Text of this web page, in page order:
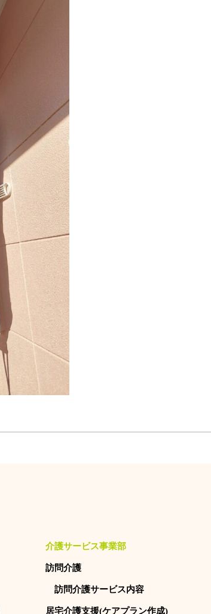
介護サービス事業部
訪問介護
訪問介護サービス内容
居宅介護支援(ケアプラン作成)